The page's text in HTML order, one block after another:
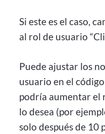
Si este es el caso,
al rol de usuario
Puede ajustar los
usuario en el
podría aumentar el
lo desea (por
solo después de 10